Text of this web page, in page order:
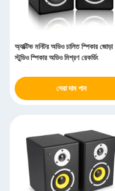
অ্যাক্টিভ মনিটর অডিও চালিত স্পিকার জোড়া
স্টুডিও স্পিকার অডিও মিশ্রণ রেকর্ডিং
সেরা দাম পান